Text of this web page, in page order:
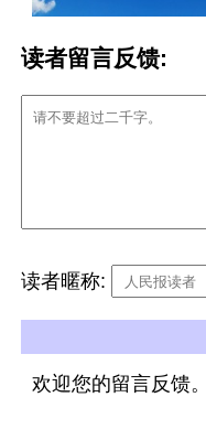
读者留言反馈:
读者暱称:
欢迎您的留言反馈。